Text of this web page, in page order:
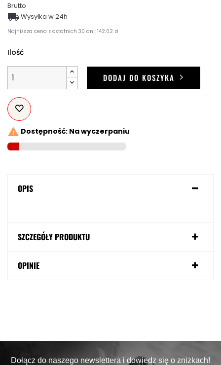
Brutto
Najniższa cena z ostatnich 30 dni: 142.02 zł
 Wysyłka w 24h
Ilość
DODAJ DO KOSZYKA
 Dostępność: Na wyczerpaniu
OPIS
SZCZEGÓŁY PRODUKTU
OPINIE
Dołącz do naszego newslettera i dowiedz się o zniżkach!